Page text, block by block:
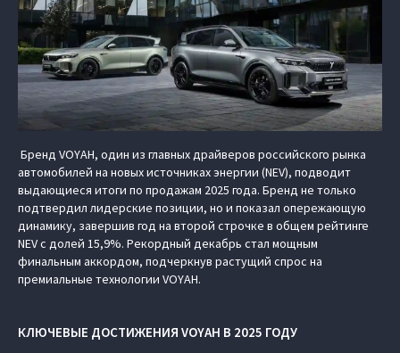
Бренд VOYAH, один из главных драйверов российского рынка
автомобилей на новых источниках энергии (NEV), подводит
выдающиеся итоги по продажам 2025 года. Бренд не только
подтвердил лидерские позиции, но и показал опережающую
динамику, завершив год на второй строчке в общем рейтинге
NEV с долей 15,9%. Рекордный декабрь стал мощным
финальным аккордом, подчеркнув растущий спрос на
премиальные технологии VOYAH.
КЛЮЧЕВЫЕ ДОСТИЖЕНИЯ VOYAH В 2025 ГОДУ